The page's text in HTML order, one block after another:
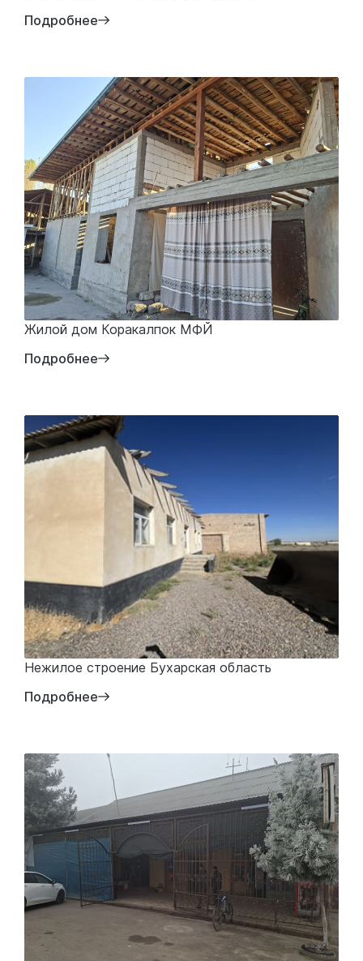
Подробнее
Жилой дом Коракалпок МФЙ
Подробнее
Нежилое строение Бухарская область
Подробнее